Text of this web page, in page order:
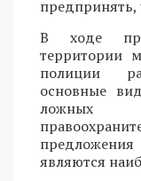
предпринять,
В ходе
территории
полиции
основные
ложных
являются